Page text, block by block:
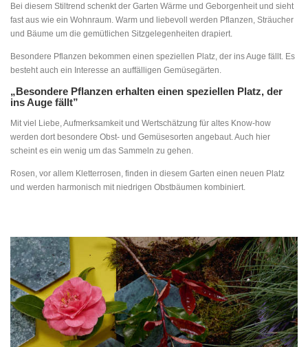
Bei diesem Stiltrend schenkt der Garten Wärme und Geborgenheit und sieht
fast aus wie ein Wohnraum. Warm und liebevoll werden Pflanzen, Sträucher
und Bäume um die gemütlichen Sitzgelegenheiten drapiert.
Besondere Pflanzen bekommen einen speziellen Platz, der ins Auge fällt. Es
besteht auch ein Interesse an auffälligen Gemüsegärten.
„Besondere Pflanzen erhalten einen speziellen Platz, der
ins Auge fällt”
Mit viel Liebe, Aufmerksamkeit und Wertschätzung für altes Know-how
werden dort besondere Obst- und Gemüsesorten angebaut. Auch hier
scheint es ein wenig um das Sammeln zu gehen.
Rosen, vor allem Kletterrosen, finden in diesem Garten einen neuen Platz
und werden harmonisch mit niedrigen Obstbäumen kombiniert.